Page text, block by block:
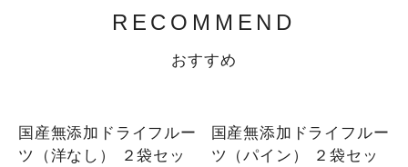
RECOMMEND
おすすめ
国産無添加ドライフルー
ツ（洋なし） ２袋セッ
国産無添加ドライフルー
ツ（パイン） ２袋セッ